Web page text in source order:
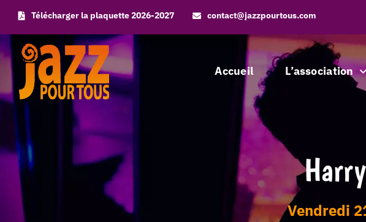
Skip
content
Télécharger la plaquette 2026-2027 contact@jazzpourtous.com
Accueil L’association
vendredi